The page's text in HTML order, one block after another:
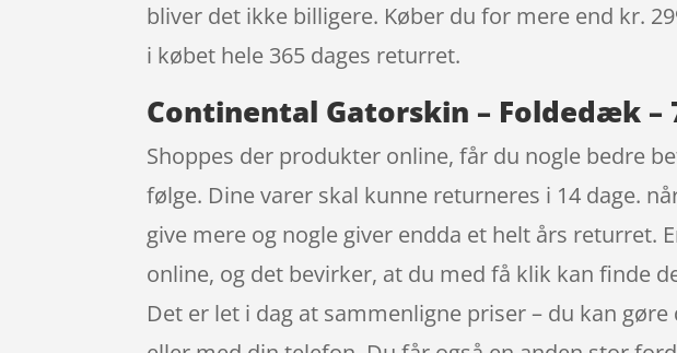
bliver det ikke billigere. Køber du for mere end kr.
i købet hele 365 dages returret.
Continental Gatorskin – Foldedæk
Shoppes der produkter online, får du nogle bedre
følge. Dine varer skal kunne returneres i 14 dage.
give mere og nogle giver endda et helt års returret.
online, og det bevirker, at du med få klik kan finde
Det er let i dag at sammenligne priser – du kan